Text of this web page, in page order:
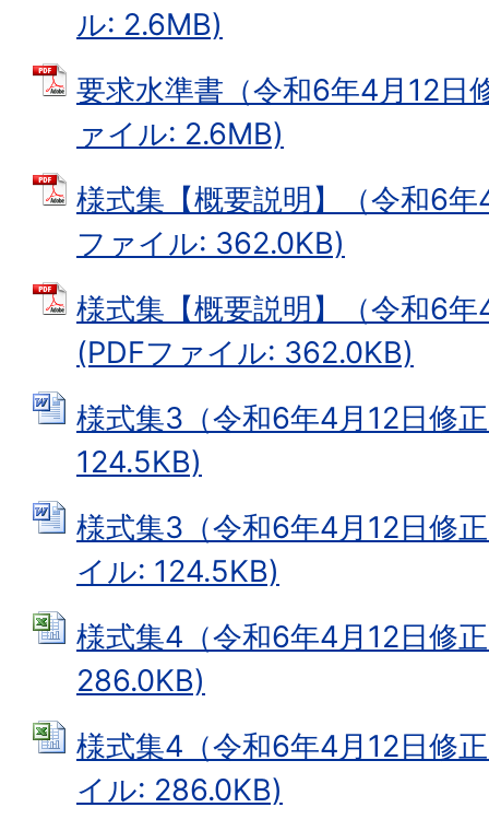
ル: 2.6MB)
要求水準書（令和6年4月12日
ァイル: 2.6MB)
様式集【概要説明】（令和6
ファイル: 362.0KB)
様式集【概要説明】（令和6
(PDFファイル: 362.0KB)
様式集3（令和6年4月12日修
124.5KB)
様式集3（令和6年4月12日修
イル: 124.5KB)
様式集4（令和6年4月12日修
286.0KB)
様式集4（令和6年4月12日修
イル: 286.0KB)